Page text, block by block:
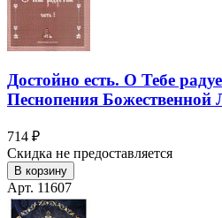
Достойно есть. О Тебе
Песнопения Божественной
714 ₽
Скидка не предоставляется
В корзину
Арт. 11607